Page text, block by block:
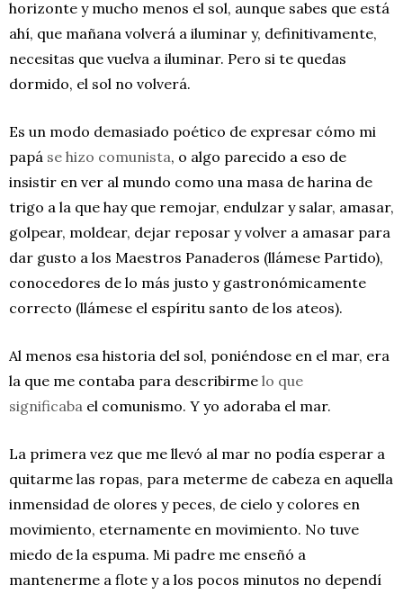
horizonte y mucho menos el sol, aunque sabes que está
ahí, que mañana volverá a iluminar y, definitivamente,
necesitas que vuelva a iluminar. Pero si te quedas
dormido, el sol no volverá.
Es un modo demasiado poético de expresar cómo mi
papá se hizo comunista, o algo parecido a eso de
insistir en ver al mundo como una masa de harina de
trigo a la que hay que remojar, endulzar y salar, amasar,
golpear, moldear, dejar reposar y volver a amasar para
dar gusto a los Maestros Panaderos (llámese Partido),
conocedores de lo más justo y gastronómicamente
correcto (llámese el espíritu santo de los ateos).
Al menos esa historia del sol, poniéndose en el mar, era
la que me contaba para describirme lo que
significaba el comunismo. Y yo adoraba el mar.
La primera vez que me llevó al mar no podía esperar a
quitarme las ropas, para meterme de cabeza en aquella
inmensidad de olores y peces, de cielo y colores en
movimiento, eternamente en movimiento. No tuve
miedo de la espuma. Mi padre me enseñó a
mantenerme a flote y a los pocos minutos no dependí